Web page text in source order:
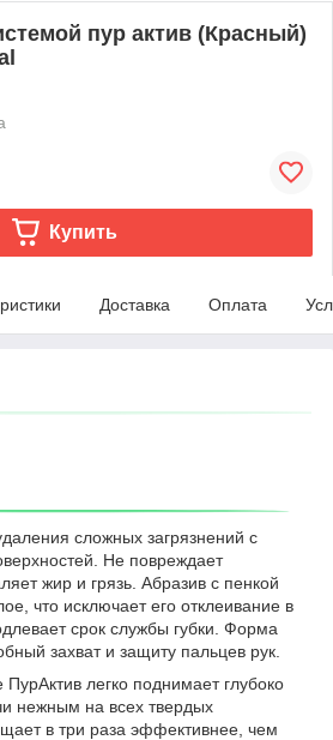
пур актив (Красный)
Купить
Доставка Оплата
сложных загрязнений с
Не повреждает
жир и грязь. Абразив с пенкой
что исключает его отклеивание в
срок службы губки. Форма
захват и защиту пальцев рук.
легко поднимает глубоко
нежным на всех твердых
в три раза эффективнее, чем